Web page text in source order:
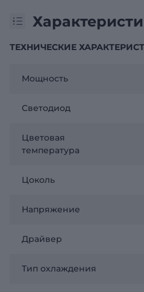
ТЕХНИЧЕСКИЕ
Мощность
Светодиод
Цветовая
температура
Цоколь
Напряжение
Драйвер
Тип охлаждения